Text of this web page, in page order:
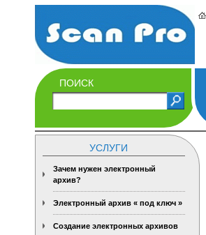
ПОИСК
УСЛУГИ
Зачем нужен электронный
архив?
Электронный архив « под ключ »
Создание электронных архивов